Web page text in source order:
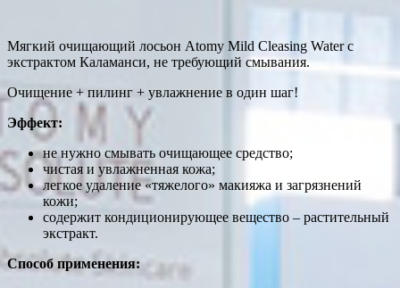
Мягкий очищающий лосьон Atomy Mild Cleasing Water с
экстрактом Каламанси, не требующий смывания.
Очищение + пилинг + увлажнение в один шаг!
Эффект:
не нужно смывать очищающее средство;
чистая и увлажненная кожа;
легкое удаление «тяжелого» макияжа и загрязнений
кожи;
содержит кондиционирующее вещество – растительный
экстракт.
Способ применения: